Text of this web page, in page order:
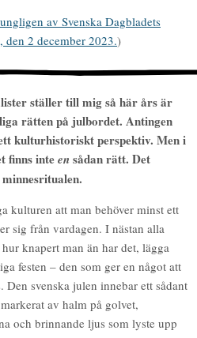
av Svenska Dagbladets
2 december 2023.)
ställer till mig så här års är
rätten på julbordet. Antingen
kulturhistoriskt perspektiv. Men i
finns inteen sådan rätt. Det
kulturen att man behöver minst ett
sig från vardagen. I nästan alla
knapert man än har det, lägga
festen – den som ger en något att
svenska julen innebar ett sådant
av halm på golvet,
och brinnande ljus som lyste upp